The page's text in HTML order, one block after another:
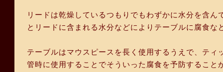
リードは乾燥しているつもりでもわずかに水分を含
とリードに含まれる水分などによりテーブルに腐食
テーブルはマウスピースを長く使用するうえで、テ
管時に使用することでそういった腐食を予防するこ